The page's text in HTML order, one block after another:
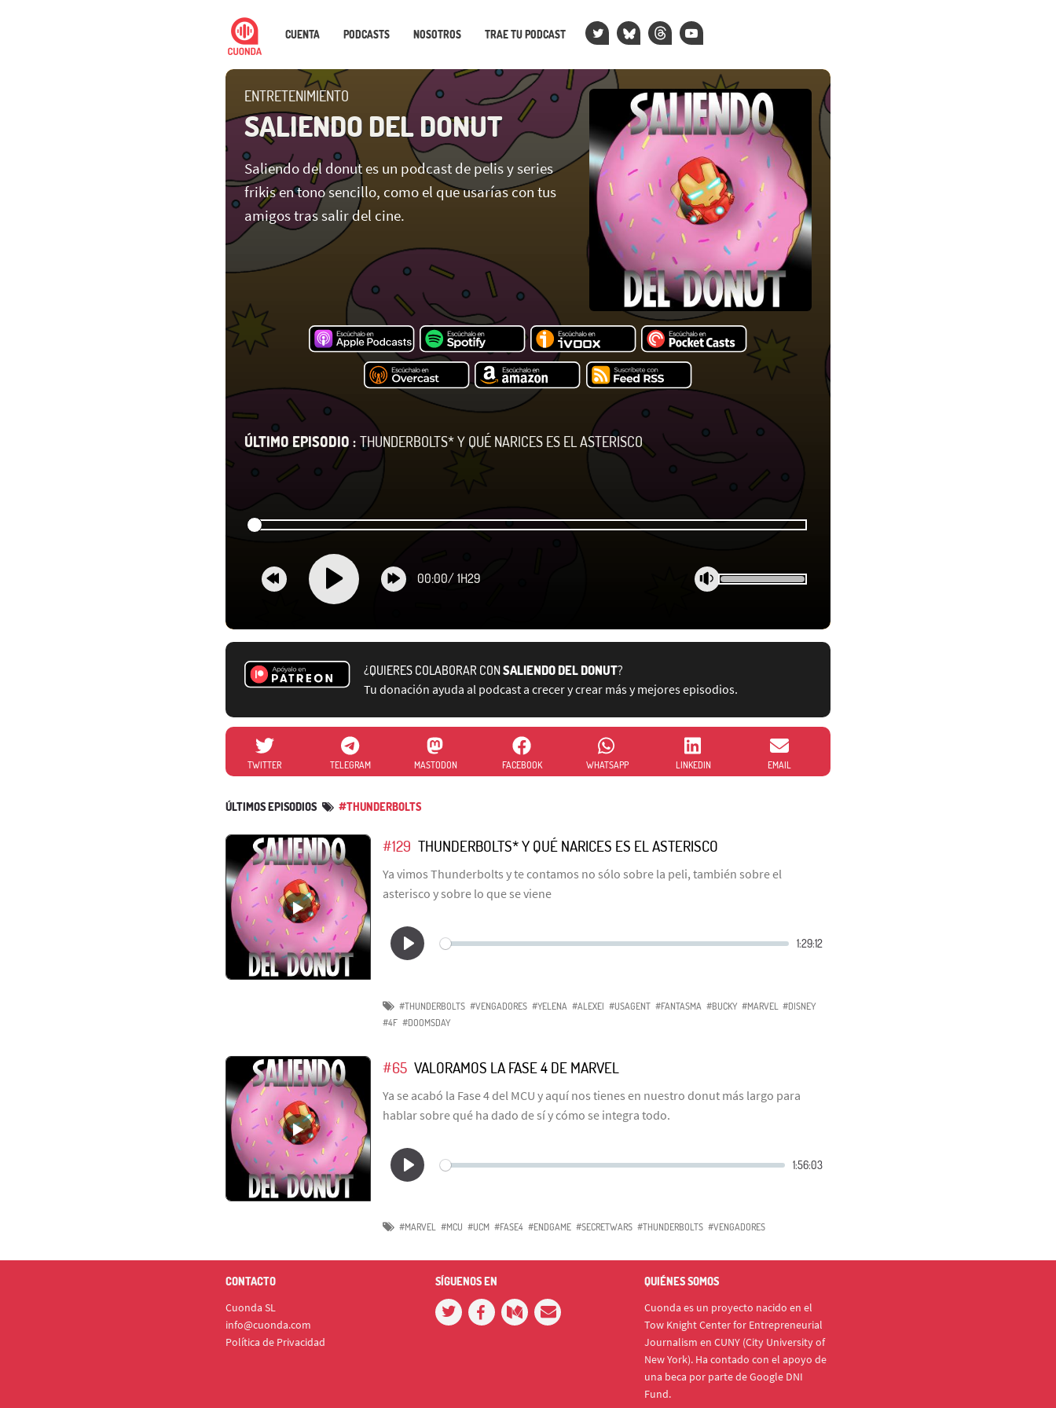
CUENTA PODCASTS NOSOTROS TRAE TU PODCAST
ENTRETENIMIENTO
SALIENDO DEL DONUT
Saliendo del donut es un podcast de pelis y series
frikis en tono sencillo, como el que usarías con tus
amigos tras salir del cine.
ÚLTIMO EPISODIO : THUNDERBOLTS* Y QUÉ NARICES ES EL ASTERISCO
00:00/ 1H29
¿QUIERES COLABORAR CONSALIENDO DEL DONUT?
Tu donación ayuda al podcast a crecer y crear más y mejores episodios.
TWITTER TELEGRAM MASTODON FACEBOOK WHATSAPP LINKEDIN EMAIL
ÚLTIMOS EPISODIOS #THUNDERBOLTS
#129 THUNDERBOLTS* Y QUÉ NARICES ES EL ASTERISCO
Ya vimos Thunderbolts y te contamos no sólo sobre la peli, también sobre el
asterisco y sobre lo que se viene
#THUNDERBOLTS #VENGADORES #YELENA #ALEXEI #USAGENT #FANTASMA #BUCKY #MARVEL
#DISNEY
#4F #DOOMSDAY
#65 VALORAMOS LA FASE 4 DE MARVEL
Ya se acabó la Fase 4 del MCU y aquí nos tienes en nuestro donut más largo para
hablar sobre qué ha dado de sí y cómo se integra todo.
#MARVEL #MCU #UCM #FASE4 #ENDGAME #SECRETWARS #THUNDERBOLTS #VENGADORES
CONTACTO
Cuonda SL
info@cuonda.com
Política de Privacidad
SÍGUENOS EN QUIÉNES SOMOS
Cuonda es un proyecto nacido en el
Tow Knight Center for Entrepreneurial
Journalism en CUNY (City University of
New York). Ha contado con el apoyo de
una beca por parte de Google DNI
Fund.